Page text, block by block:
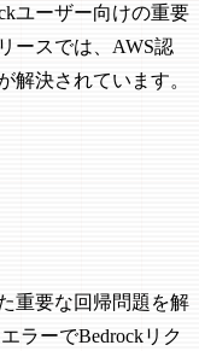
ユーザー向けの重要
ースでは、AWS認
解決されています。
重要な回帰問題を解
エラーでBedrockリク